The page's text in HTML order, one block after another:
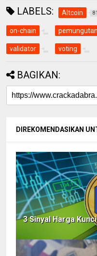
LABELS: Altcoin
on-chain
validator voting
BAGIKAN:
DIREKOMENDASIKAN
3 Sinyal Harga